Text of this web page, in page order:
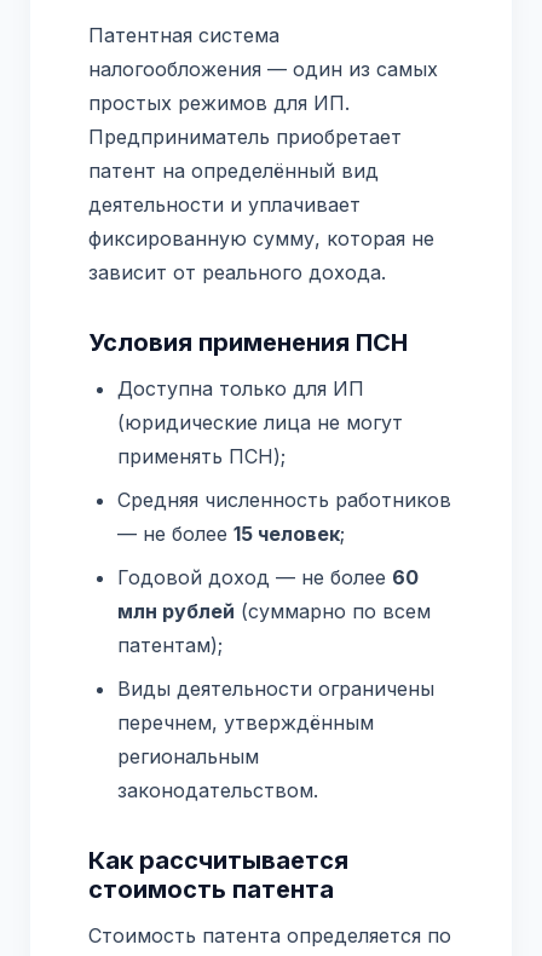
Патентная система
налогообложения — один из самых
простых режимов для ИП.
Предприниматель приобретает
патент на определённый вид
деятельности и уплачивает
фиксированную сумму, которая не
зависит от реального дохода.
Условия применения ПСН
Доступна только для ИП
(юридические лица не могут
применять ПСН);
Средняя численность работников
— не более 15 человек;
Годовой доход — не более 60
млн рублей (суммарно по всем
патентам);
Виды деятельности ограничены
перечнем, утверждённым
региональным
законодательством.
Как рассчитывается
стоимость патента
Стоимость патента определяется по